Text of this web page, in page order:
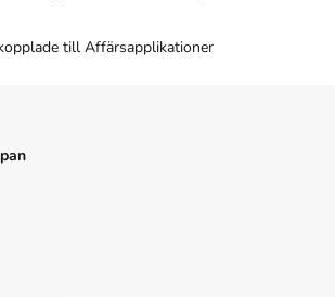
till Affärsapplikationer